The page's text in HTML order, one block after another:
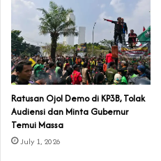
‎Ratusan Ojol Demo di KP3B, Tolak
Audiensi dan Minta Gubernur
Temui Massa
July 1, 2026